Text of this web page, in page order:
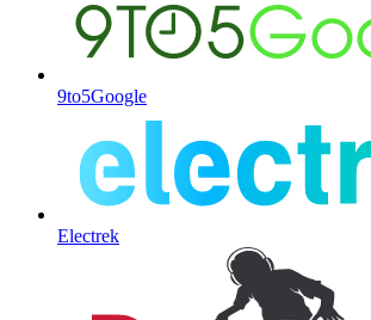
9to5Google
Electrek